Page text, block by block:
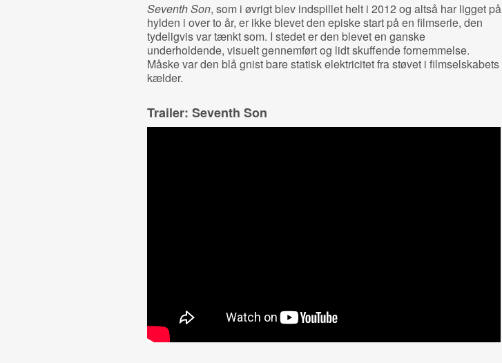
Seventh Son, som i øvrigt blev indspillet helt i 2012 og altså har ligget på
hylden i over to år, er ikke blevet den episke start på en filmserie, den
tydeligvis var tænkt som. I stedet er den blevet en ganske
underholdende, visuelt gennemført og lidt skuffende fornemmelse.
Måske var den blå gnist bare statisk elektricitet fra støvet i filmselskabets
kælder.
Trailer: Seventh Son